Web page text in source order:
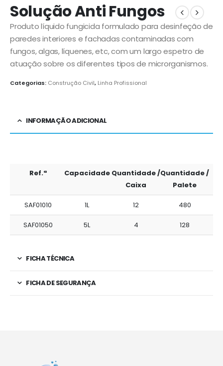
Solução Anti Fungos
Produto líquido fungicida formulado para desinfeção de
paredes interiores e fachadas contaminadas com
fungos, algas, líquenes, etc, com um largo espetro de
atuação sobre os diferentes tipos de microrganismos.
Categorias: Construção Civil, Linha Profissional
INFORMAÇÃO ADICIONAL
Ref.ª Capacidade Quantidade /
Caixa
Quantidade /
Palete
SAF01010 1L 12 480
SAF01050 5L 4 128
FICHA TÉCNICA
FICHA DE SEGURANÇA